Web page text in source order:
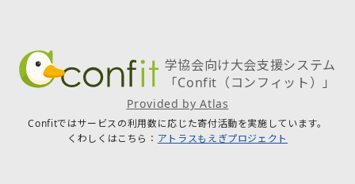
学協会向け大会支援システム
「Confit（コンフィット）」
Provided by Atlas
Confitではサービスの利用数に応じた寄付活動を実施しています。
くわしくはこちら： アトラスもえぎプロジェクト